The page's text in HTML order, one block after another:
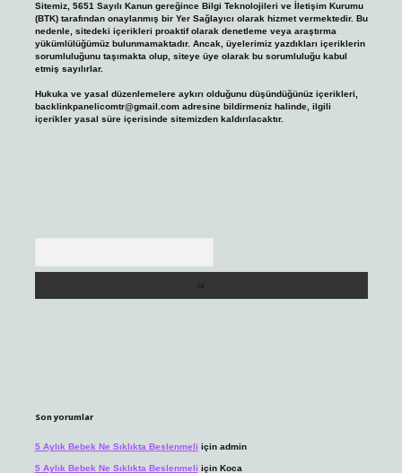
Sitemiz, 5651 Sayılı Kanun gereğince Bilgi Teknolojileri ve İletişim Kurumu
(BTK) tarafından onaylanmış bir Yer Sağlayıcı olarak hizmet vermektedir. Bu
nedenle, sitedeki içerikleri proaktif olarak denetleme veya araştırma
yükümlülüğümüz bulunmamaktadır. Ancak, üyelerimiz yazdıkları içeriklerin
sorumluluğunu taşımakta olup, siteye üye olarak bu sorumluluğu kabul
etmiş sayılırlar.
Hukuka ve yasal düzenlemelere aykırı olduğunu düşündüğünüz içerikleri,
backlinkpanelicomtr@gmail.comadresine bildirmeniz halinde, ilgili
içerikler yasal süre içerisinde sitemizden kaldırılacaktır.
Son yorumlar
5 Aylık Bebek Ne Sıklıkta Beslenmeli için admin
5 Aylık Bebek Ne Sıklıkta Beslenmeli için Koca